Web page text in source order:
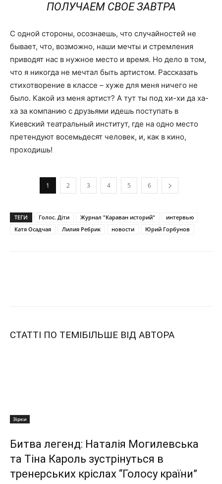
ПОЛУЧАЕМ СВОЕ ЗАВТРА
С одной стороны, осознаешь, что случайностей не
бывает, что, возможно, наши мечты и стремления
приводят нас в нужное место и время. Но дело в том,
что я никогда не мечтал быть артистом. Рассказать
стихотворение в классе – хуже для меня ничего не
было. Какой из меня артист? А тут ты под хи­-хи да ха­-
ха за компанию с друзьями идешь поступать в
Киевский театральный институт, где на одно место
претендуют восемьдесят человек, и, как в кино,
проходишь!
1 2 3 4 5 6
ТЕГИ Голос. Діти Журнал "Караван историй"
интервью
Катя Осадчая
Лилия Ребрик новости Юрий Горбунов
СТАТТІ ПО ТЕМІБІЛЬШЕ ВІД АВТОРА
Зірки
Битва легенд: Наталія Могилевська
та Тіна Кароль зустрінуться в
тренерських кріслах “Голосу країни”